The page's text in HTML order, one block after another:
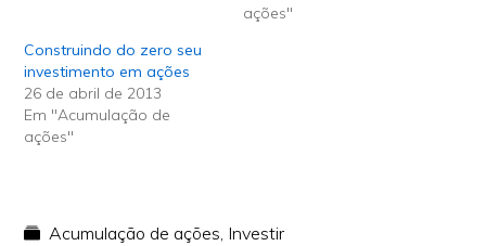
ações"
Construindo do zero seu
investimento em ações
26 de abril de 2013
Em "Acumulação de
ações"
Acumulação de ações, Investir